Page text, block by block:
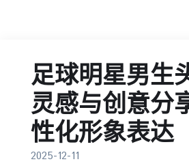
足球明星男生
灵感与创意分
性化形象表达
2025-12-11